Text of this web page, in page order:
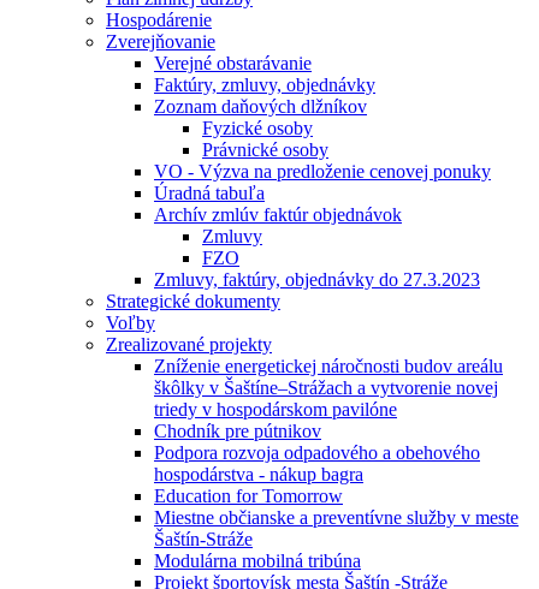
Hospodárenie
Zverejňovanie
Verejné obstarávanie
Faktúry, zmluvy, objednávky
Zoznam daňových dlžníkov
Fyzické osoby
Právnické osoby
VO - Výzva na predloženie cenovej ponuky
Úradná tabuľa
Archív zmlúv faktúr objednávok
Zmluvy
FZO
Zmluvy, faktúry, objednávky do 27.3.2023
Strategické dokumenty
Voľby
Zrealizované projekty
Zníženie energetickej náročnosti budov areálu
škôlky v Šaštíne–Strážach a vytvorenie novej
triedy v hospodárskom pavilóne
Chodník pre pútnikov
Podpora rozvoja odpadového a obehového
hospodárstva - nákup bagra
Education for Tomorrow
Miestne občianske a preventívne služby v meste
Šaštín-Stráže
Modulárna mobilná tribúna
Projekt športovísk mesta Šaštín -Stráže